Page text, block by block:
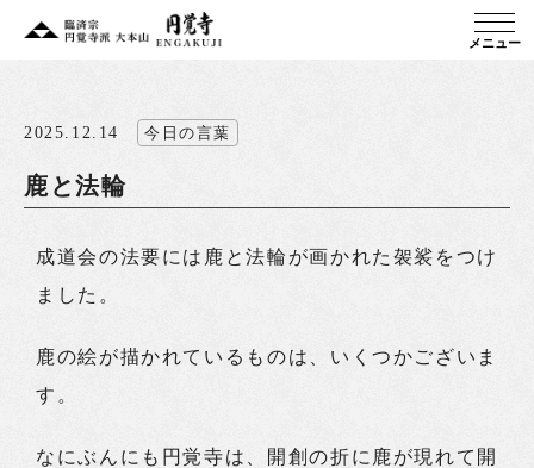
メニュー
2025.12.14 今日の言葉
鹿と法輪
成道会の法要には鹿と法輪が画かれた袈裟をつけ
ました。
鹿の絵が描かれているものは、いくつかございま
す。
なにぶんにも円覚寺は、開創の折に鹿が現れて開